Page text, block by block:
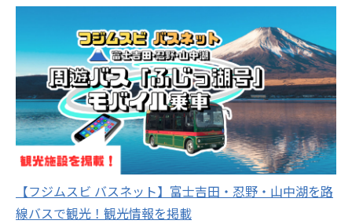
【フジムスビ バスネット】富士吉田・忍野・山中湖を路
線バスで観光！観光情報を掲載